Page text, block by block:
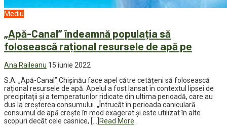
Mediu
„Apă-Canal” îndeamnă populația să
folosească rațional resursele de apă pe
Ana Raileanu 15 iunie 2022
S.A. „Apă-Canal” Chișinău face apel către cetățeni să folosească
rațional resursele de apă. Apelul a fost lansat în contextul lipsei de
precipitaţii şi a temperaturilor ridicate din ultima perioadă, care au
dus la creşterea consumului. „Întrucât în perioada caniculară
consumul de apă crește în mod exagerat și este utilizat în alte
scopuri decât cele casnice, […]
Read More